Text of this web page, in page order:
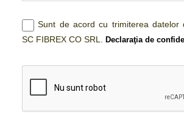
Sunt de acord cu trimiterea datelor
SC FIBREX CO SRL.Declaraţia de